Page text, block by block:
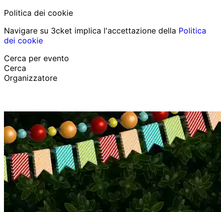
Politica dei cookie
Navigare su 3cket implica l'accettazione della Politica
dei cookie
Cerca per evento
Cerca
Organizzatore
Italiano
Aiuto per il partecipante Ho perso il mio biglietto
LoginPromuovi evento